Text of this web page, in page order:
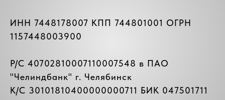
ИНН 7448178007 КПП 744801001 ОГРН
1157448003900
Р/C 40702810007110007548 в ПАО
"Челиндбанк" г. Челябинск
К/C 30101810400000000711 БИК 047501711